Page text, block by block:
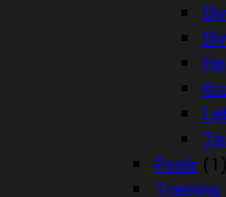
Pools (1)
Træning